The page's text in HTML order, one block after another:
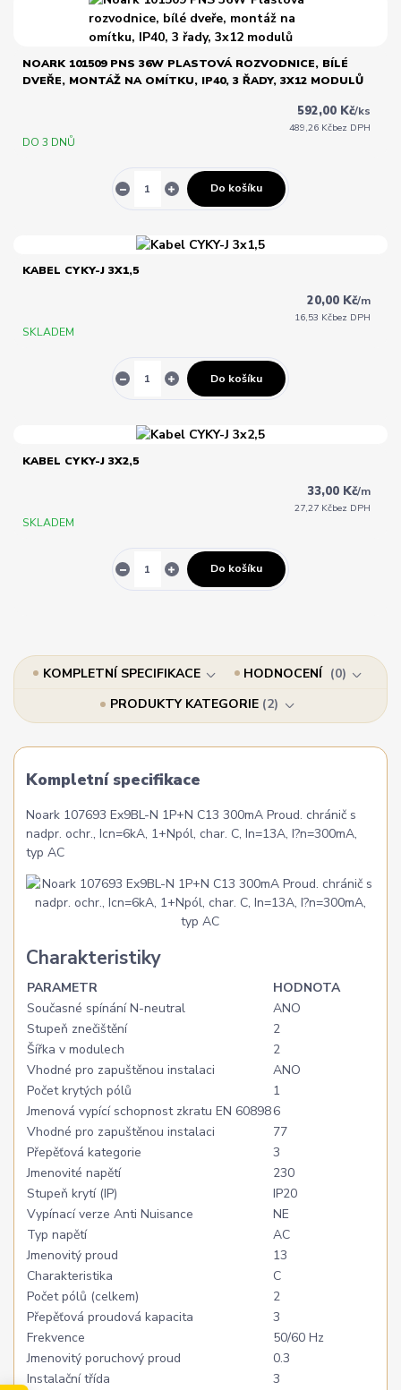
NOARK 101509 PNS 36W PLASTOVÁ ROZVODNICE, BÍLÉ
DVEŘE, MONTÁŽ NA OMÍTKU, IP40, 3 ŘADY, 3X12 MODULŮ
592,00 Kč/ks
489,26 Kčbez DPH
DO 3 DNŮ
Do košíku
KABEL CYKY-J 3X1,5
20,00 Kč/m
16,53 Kčbez DPH
SKLADEM
Do košíku
KABEL CYKY-J 3X2,5
33,00 Kč/m
27,27 Kčbez DPH
SKLADEM
Do košíku
KOMPLETNÍ SPECIFIKACE HODNOCENÍ
0
PRODUKTY KATEGORIE 2
Kompletní specifikace
Noark 107693 Ex9BL-N 1P+N C13 300mA Proud. chránič s
nadpr. ochr., Icn=6kA, 1+Npól, char. C, In=13A, I?n=300mA,
typ AC
Charakteristiky
PARAMETR
HODNOTA
Současné spínání N-neutral
ANO
Stupeň znečištění
2
Šířka v modulech
2
Vhodné pro zapuštěnou instalaci
ANO
Počet krytých pólů
1
Jmenová vypící schopnost zkratu EN 608986
Vhodné pro zapuštěnou instalaci
77
Přepěťová kategorie
3
Jmenovité napětí
230
Stupeň krytí (IP)
IP20
Vypínací verze Anti Nuisance
NE
Typ napětí
AC
Jmenovitý proud
13
Charakteristika
C
Počet pólů (celkem)
2
Přepěťová proudová kapacita
3
Frekvence
50/60 Hz
Jmenovitý poruchový proud
0.3
Instalační třída
3